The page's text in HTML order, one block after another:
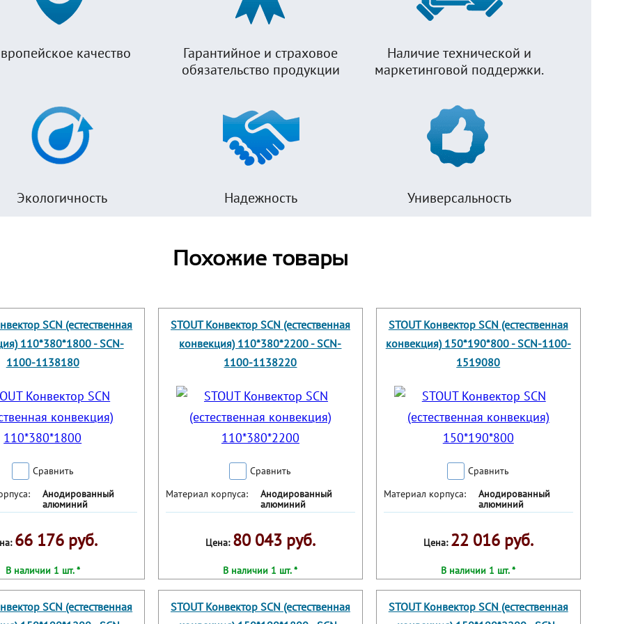
качество
Гарантийное и страховое
обязательство продукции
Наличие технической и
маркетинговой поддержки.
Экологичность Надежность Универсальность
Похожие товары
SCN (естественная
110*380*1800 - SCN-
1100-1138180
Сравнить
Анодированный
алюминий
66 176 руб.
В наличии 1 шт. *
STOUT Конвектор SCN (естественная
конвекция) 110*380*2200 - SCN-
1100-1138220
Сравнить
Материал корпуса:
Анодированный
алюминий
Цена: 80 043 руб.
В наличии 1 шт. *
STOUT Конвектор SCN (естественная
конвекция) 150*190*800 - SCN-1100-
1519080
Сравнить
Материал корпуса:
Анодированный
алюминий
Цена: 22 016 руб.
В наличии 1 шт. *
SCN (естественная
STOUT Конвектор SCN (естественная
STOUT Конвектор SCN (естественная